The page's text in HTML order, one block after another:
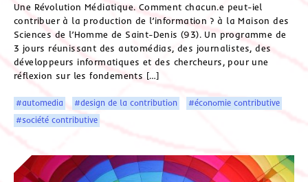
Une Révolution Médiatique. Comment chacun.e peut-iel
contribuer à la production de l’information ? à la Maison des
Sciences de l’Homme de Saint-Denis (93). Un programme de
3 jours réunissant des automédias, des journalistes, des
développeurs informatiques et des chercheurs, pour une
réflexion sur les fondements […]
#automedia #design de la contribution
#économie contributive
#société contributive